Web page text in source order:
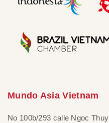
Mundo Asia Vietnam
No 100b/293 calle Ngoc Thuy